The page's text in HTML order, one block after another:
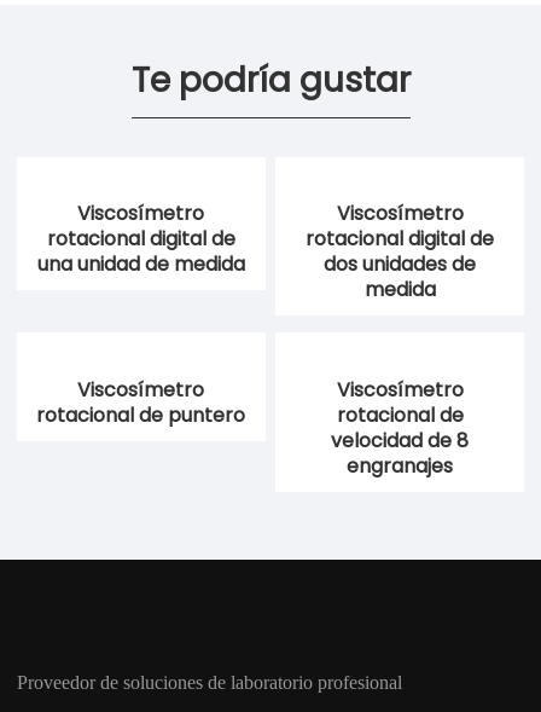
Te podría gustar
Viscosímetro
rotacional digital de
una unidad de medida
Viscosímetro
rotacional digital de
dos unidades de
medida
Viscosímetro
rotacional de puntero
Viscosímetro
rotacional de
velocidad de 8
engranajes
Proveedor de soluciones de laboratorio profesional